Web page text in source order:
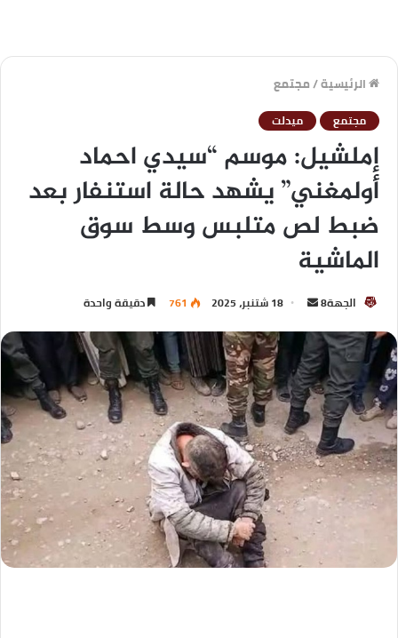
الرئيسية/مجتمع
مجتمع ميدلت
إملشيل: موسم “سيدي احماد
أولمغني” يشهد حالة استنفار بعد
ضبط لص متلبس وسط سوق
الماشية
الجهة8 18 شتنبر، 2025 761 دقيقة واحدة